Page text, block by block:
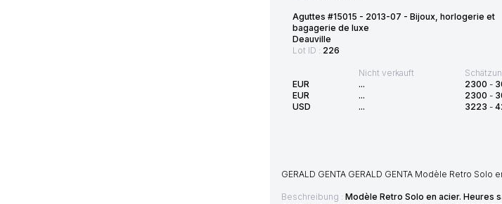
Aguttes #15015 - 2013-07 - Bijoux, horlogerie et
bagagerie de luxe
Deauville
Lot ID : 226
EUR
EUR
USD
Nicht verkauft
...
...
...
2300 -
2300 -
3223 -
GERALD GENTA GERALD GENTA Modèle Retro
Beschreibung : Modèle Retro Solo en acier. Heures